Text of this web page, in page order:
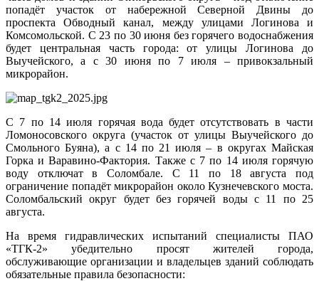
попадёт участок от набережной Северной Двины до
проспекта Обводный канал, между улицами Логинова и
Комсомольской. С 23 по 30 июня без горячего водоснабжения
будет центральная часть города: от улицы Логинова до
Выучейского, а с 30 июня по 7 июля – привокзальный
микрорайон.
С 7 по 14 июля горячая вода будет отсутствовать в части
Ломоносовского округа (участок от улицы Выучейского до
Смольного Буяна), а с 14 по 21 июля – в округах Майская
Горка и Варавино-Фактория. Также с 7 по 14 июля горячую
воду отключат в Соломбале. С 11 по 18 августа под
ограничение попадёт микрорайон около Кузнечевского моста.
Соломбальский округ будет без горячей воды с 11 по 25
августа.
На время гидравлических испытаний специалисты ПАО
«ТГК-2» убедительно просят жителей города,
обслуживающие организации и владельцев зданий соблюдать
обязательные правила безопасности: